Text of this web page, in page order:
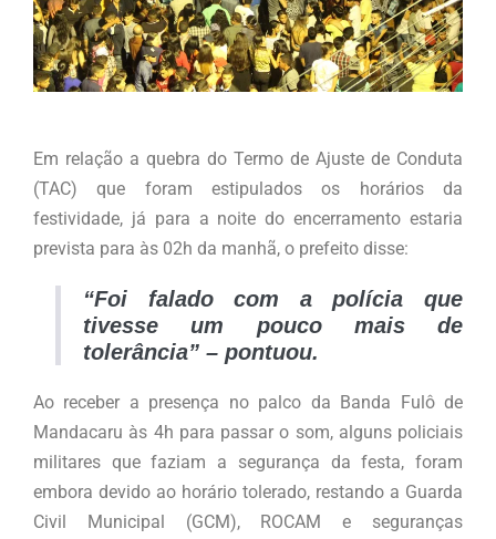
Em relação a quebra do Termo de Ajuste de Conduta
(TAC) que foram estipulados os horários da
festividade, já para a noite do encerramento estaria
prevista para às 02h da manhã, o prefeito disse:
“Foi falado com a polícia que
tivesse um pouco mais de
tolerância” – pontuou.
Ao receber a presença no palco da Banda Fulô de
Mandacaru às 4h para passar o som, alguns policiais
militares que faziam a segurança da festa, foram
embora devido ao horário tolerado, restando a Guarda
Civil Municipal (GCM), ROCAM e seguranças